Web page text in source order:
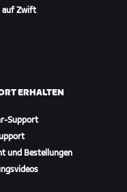
auf Zwift
ERHALTEN
Support
und Bestellungen